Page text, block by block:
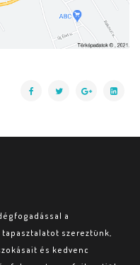
a
tapasztalatot szereztünk,
és kedvenc